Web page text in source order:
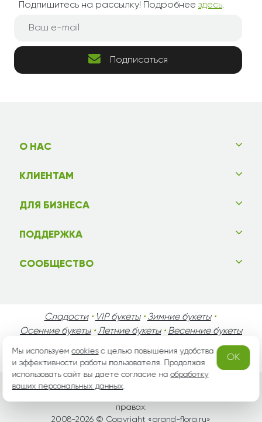
Подпишитесь на рассылку! Подробнее здесь.
Подписаться
О НАС
КЛИЕНТАМ
ДЛЯ БИЗНЕСА
ПОДДЕРЖКА
СООБЩЕСТВО
Сладости• VIP букеты• Зимние букеты•
Осенние букеты•Летние букеты• Весенние букеты
•
День Мужчин•Праздники!
правах.
2008-2026 © Copyright «grand-flora.ru»
Мы используемcookiesс целью повышения удобства
и эффективности работы пользователя. Продолжая
использовать сайт вы даете согласие наобработку
ваших персональных данных.
OK